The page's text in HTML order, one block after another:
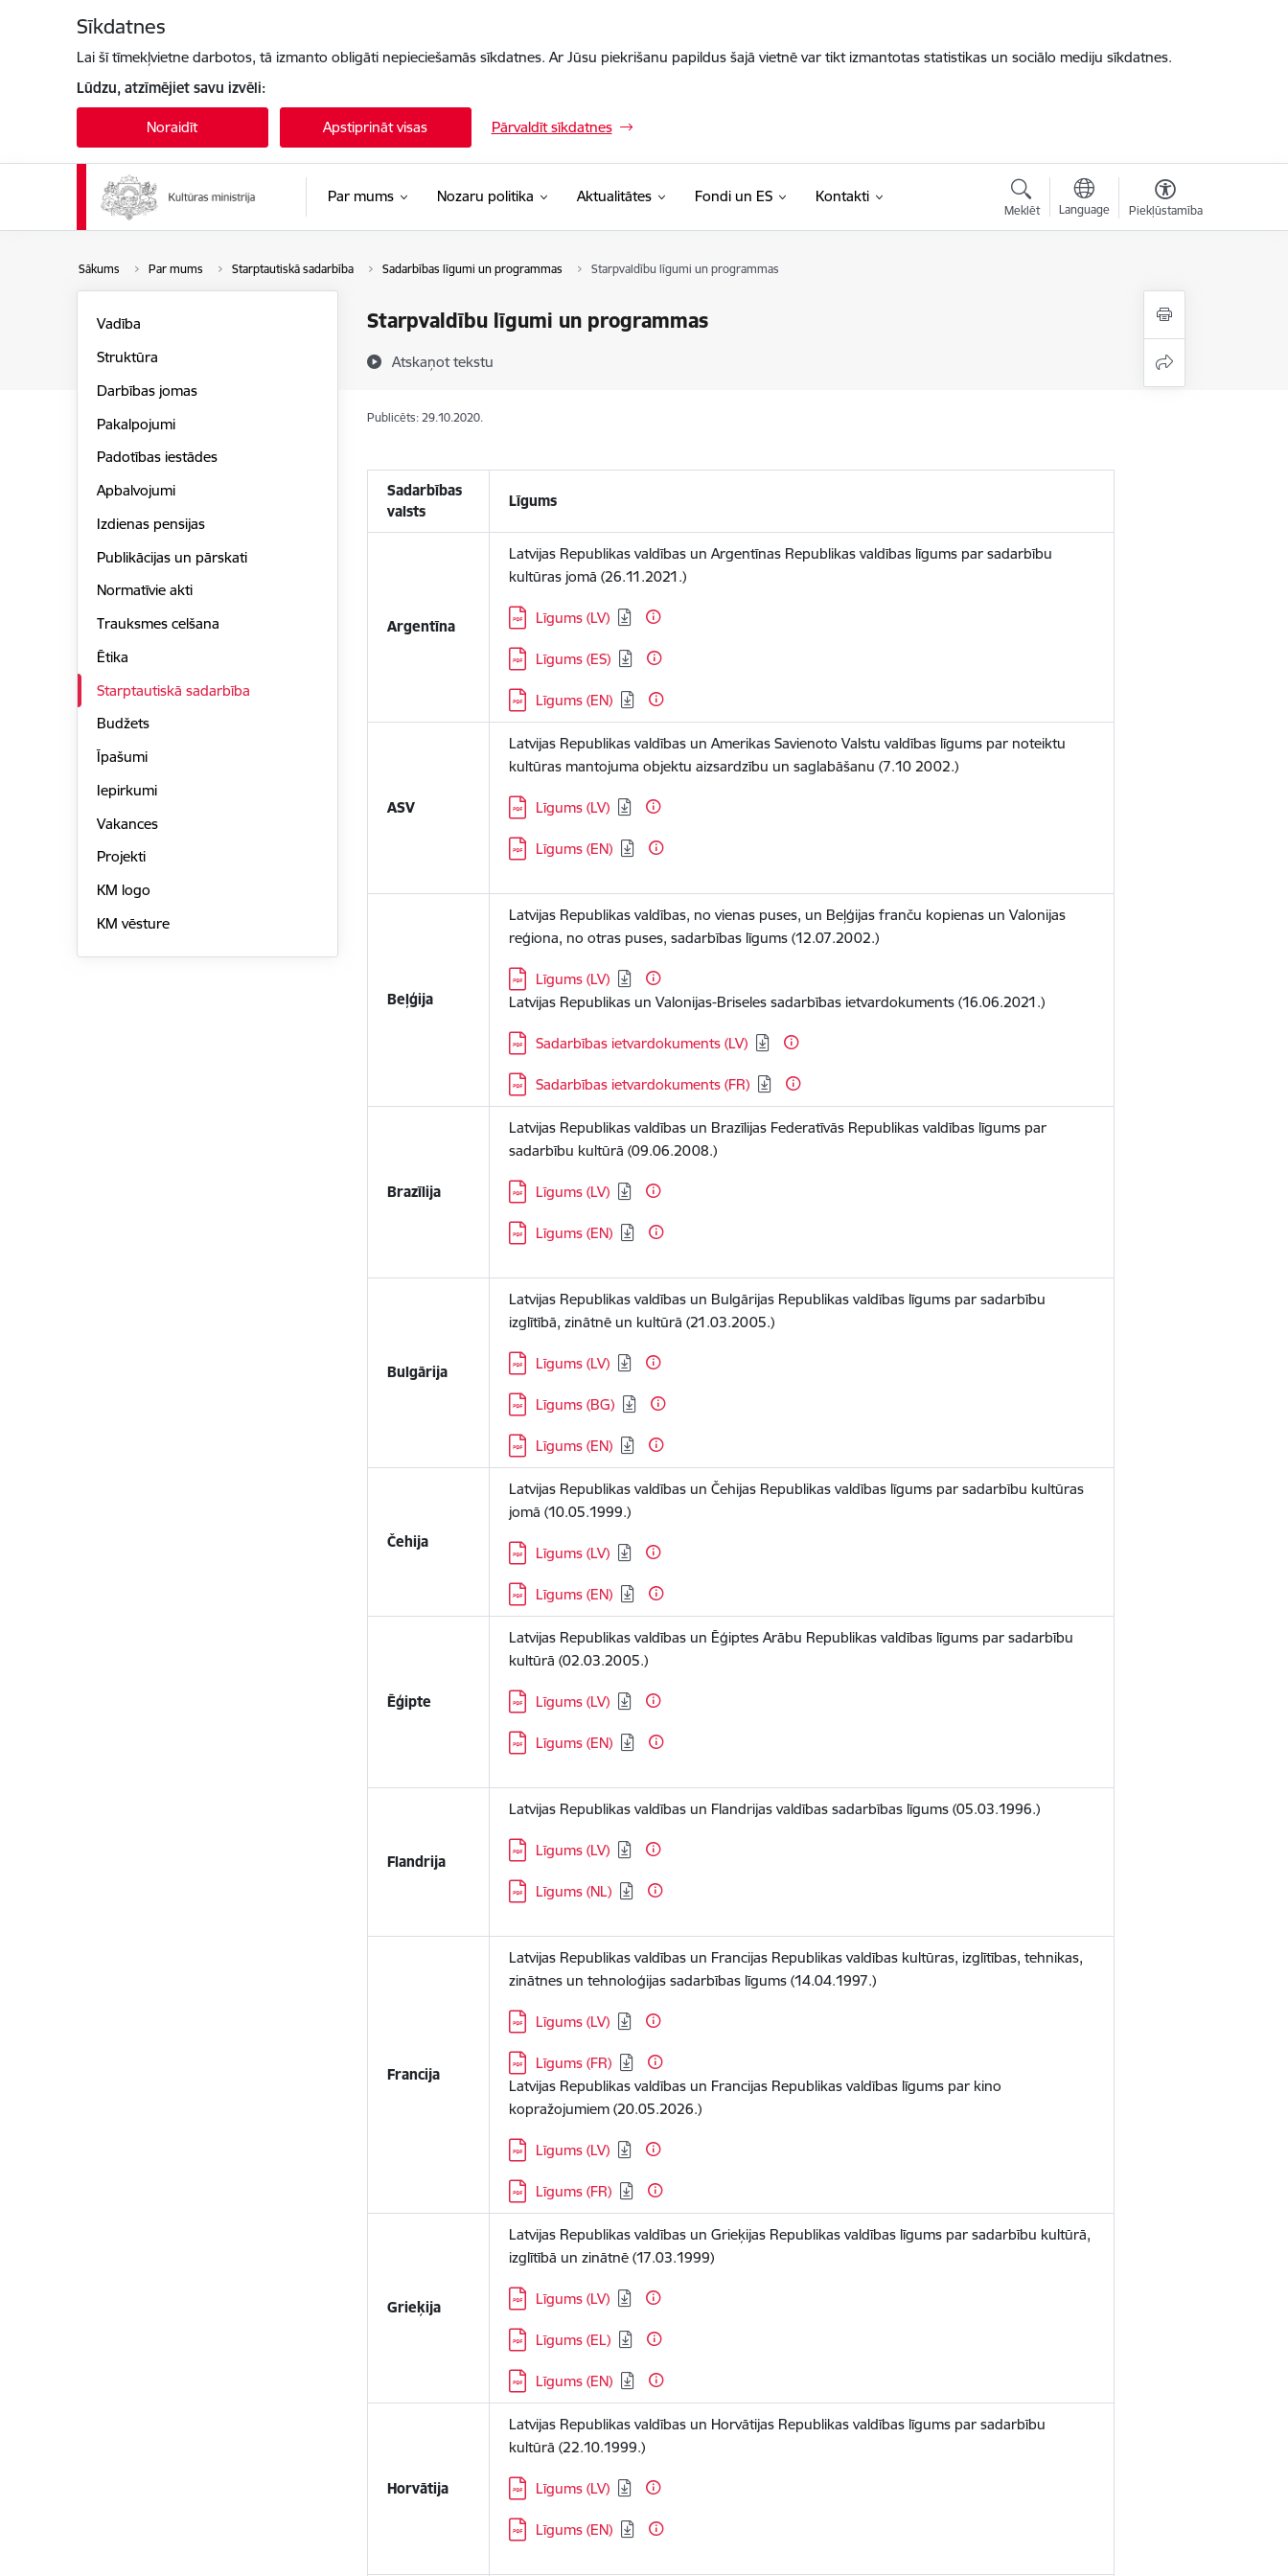
Sīkdatnes
Lai šī tīmekļvietne darbotos, tā izmanto obligāti nepieciešamās sīkdatnes. Ar Jūsu piekrišanu papildus šajā vietnē var tikt izmantotas statistikas un sociālo mediju sīkdatnes.
Lūdzu, atzīmējiet savu izvēli:
Noraidīt Apstiprināt visas Pārvaldīt sīkdatnes
Par mums Nozaru politika Aktualitātes Fondi un ES Kontakti
Meklēt Language Piekļūstamība
Sākums Par mums Starptautiskā sadarbība Sadarbības līgumi un programmas Starpvaldību līgumi un programmas
Starpvaldību līgumi un programmas
Atskaņot tekstu
Vadība
Struktūra
Darbības jomas
Pakalpojumi
Padotības iestādes
Apbalvojumi
Izdienas pensijas
Publikācijas un pārskati
Normatīvie akti
Trauksmes celšana
Ētika
Starptautiskā sadarbība
Budžets
Īpašumi
Iepirkumi
Vakances
Projekti
KM logo
KM vēsture
Publicēts: 29.10.2020.
Sadarbības
valsts
Līgums
Argentīna
Latvijas Republikas valdības un Argentīnas Republikas valdības līgums par sadarbību
kultūras jomā (26.11.2021.)
Lejupielādēt:
Līgums (LV)
Lejupielādēt:
Līgums (ES)
Lejupielādēt:
Līgums (EN)
ASV
Latvijas Republikas valdības un Amerikas Savienoto Valstu valdības līgums par noteiktu
kultūras mantojuma objektu aizsardzību un saglabāšanu (7.10 2002.)
Lejupielādēt:
Līgums (LV)
Lejupielādēt:
Līgums (EN)
Beļģija
Latvijas Republikas valdības, no vienas puses, un Beļģijas franču kopienas un Valonijas
reģiona, no otras puses, sadarbības līgums (12.07.2002.)
Lejupielādēt:
Līgums (LV)
Latvijas Republikas un Valonijas-Briseles sadarbības ietvardokuments (16.06.2021.)
Lejupielādēt:
Sadarbības ietvardokuments (LV)
Lejupielādēt:
Sadarbības ietvardokuments (FR)
Brazīlija
Latvijas Republikas valdības un Brazīlijas Federatīvās Republikas valdības līgums par
sadarbību kultūrā (09.06.2008.)
Lejupielādēt:
Līgums (LV)
Lejupielādēt:
Līgums (EN)
Bulgārija
Latvijas Republikas valdības un Bulgārijas Republikas valdības līgums par sadarbību
izglītībā, zinātnē un kultūrā (21.03.2005.)
Lejupielādēt:
Līgums (LV)
Lejupielādēt:
Līgums (BG)
Lejupielādēt:
Līgums (EN)
Čehija
Latvijas Republikas valdības un Čehijas Republikas valdības līgums par sadarbību kultūras
jomā (10.05.1999.)
Lejupielādēt:
Līgums (LV)
Lejupielādēt:
Līgums (EN)
Ēģipte
Latvijas Republikas valdības un Ēģiptes Arābu Republikas valdības līgums par sadarbību
kultūrā (02.03.2005.)
Lejupielādēt:
Līgums (LV)
Lejupielādēt:
Līgums (EN)
Flandrija
Latvijas Republikas valdības un Flandrijas valdības sadarbības līgums (05.03.1996.)
Lejupielādēt:
Līgums (LV)
Lejupielādēt:
Līgums (NL)
Francija
Latvijas Republikas valdības un Francijas Republikas valdības kultūras, izglītības, tehnikas,
zinātnes un tehnoloģijas sadarbības līgums (14.04.1997.)
Lejupielādēt:
Līgums (LV)
Lejupielādēt:
Līgums (FR)
Latvijas Republikas valdības un Francijas Republikas valdības līgums par kino
kopražojumiem (20.05.2026.)
Lejupielādēt:
Līgums (LV)
Lejupielādēt:
Līgums (FR)
Grieķija
Latvijas Republikas valdības un Grieķijas Republikas valdības līgums par sadarbību kultūrā,
izglītībā un zinātnē (17.03.1999)
Lejupielādēt:
Līgums (LV)
Lejupielādēt:
Līgums (EL)
Lejupielādēt:
Līgums (EN)
Horvātija
Latvijas Republikas valdības un Horvātijas Republikas valdības līgums par sadarbību
kultūrā (22.10.1999.)
Lejupielādēt:
Līgums (LV)
Lejupielādēt:
Līgums (EN)